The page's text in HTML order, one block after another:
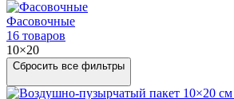
Фасовочные
16 товаров
10×20
Сбросить все фильтры